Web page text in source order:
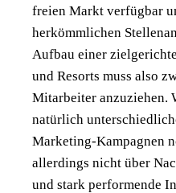
freien Markt verfügbar
herkömmlichen
Aufbau einer
und Resorts muss also
Mitarbeiter anzuziehen.
natürlich
Marketing-Kampagnen
allerdings nicht über
und stark performende